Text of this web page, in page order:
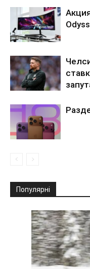
Популярні